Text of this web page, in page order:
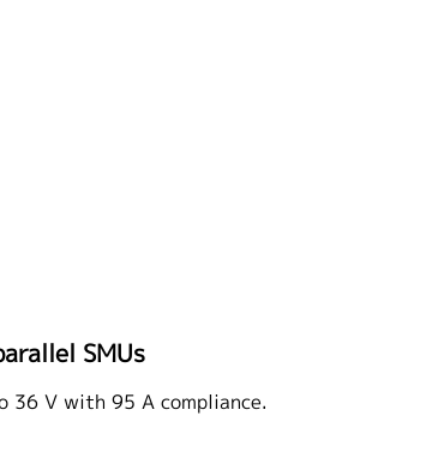
SMUs
36 V with 95 A compliance.